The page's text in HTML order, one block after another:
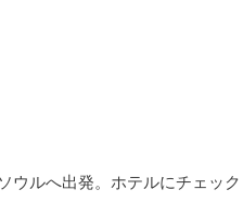
ウルへ出発。ホテルにチェック